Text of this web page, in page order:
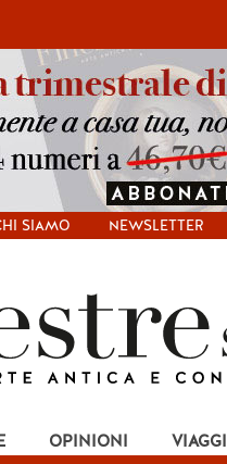
SIAMO NEWSLETTER
OPINIONI VIAGGI